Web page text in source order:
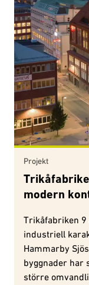
Projekt
modern
Trikåfabriken 9
industriell
Hammarby
byggnader har
större